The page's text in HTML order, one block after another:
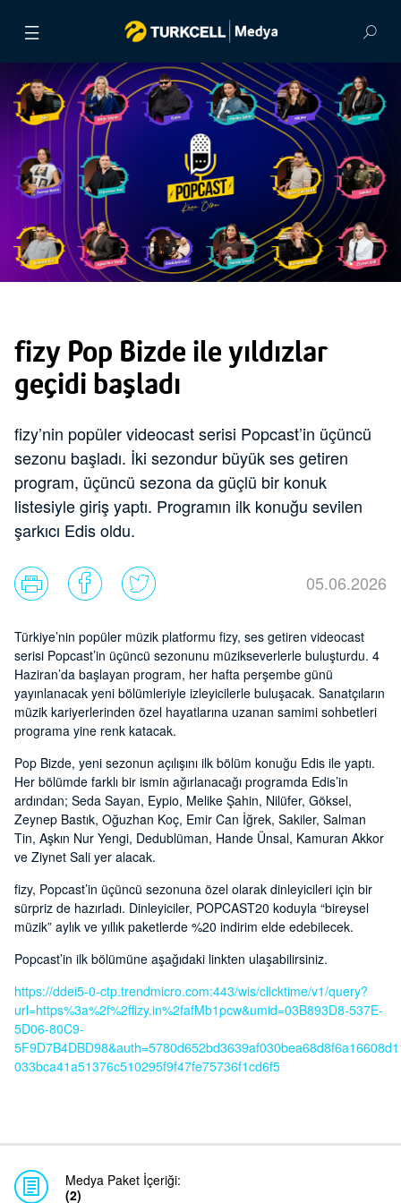
BASIN BÜLTENLERİ
VİDEOLAR
GÖRSEL ARŞİV
İLETİŞİM
fizy Pop Bizde ile yıldızlar
geçidi başladı
fizy’nin popüler videocast serisi Popcast’in üçüncü
sezonu başladı. İki sezondur büyük ses getiren
program, üçüncü sezona da güçlü bir konuk
listesiyle giriş yaptı. Programın ilk konuğu sevilen
şarkıcı Edis oldu.
05.06.2026
Türkiye’nin popüler müzik platformu fizy, ses getiren videocast
serisi Popcast’in üçüncü sezonunu müzikseverlerle buluşturdu. 4
Haziran’da başlayan program, her hafta perşembe günü
yayınlanacak yeni bölümleriyle izleyicilerle buluşacak. Sanatçıların
müzik kariyerlerinden özel hayatlarına uzanan samimi sohbetleri
programa yine renk katacak.
Pop Bizde, yeni sezonun açılışını ilk bölüm konuğu Edis ile yaptı.
Her bölümde farklı bir ismin ağırlanacağı programda Edis’in
ardından; Seda Sayan, Eypio, Melike Şahin, Nilüfer, Göksel,
Zeynep Bastık, Oğuzhan Koç, Emir Can İğrek, Sakiler, Salman
Tin, Aşkın Nur Yengi, Dedublüman, Hande Ünsal, Kamuran Akkor
ve Ziynet Sali yer alacak.
fizy, Popcast’in üçüncü sezonuna özel olarak dinleyicileri için bir
sürpriz de hazırladı. Dinleyiciler, POPCAST20 koduyla “bireysel
müzik” aylık ve yıllık paketlerde %20 indirim elde edebilecek.
Popcast’in ilk bölümüne aşağıdaki linkten ulaşabilirsiniz.
https://ddei5-0-ctp.trendmicro.com:443/wis/clicktime/v1/query?
url=https%3a%2f%2ffizy.in%2fafMb1pcw&umid=03B893D8-537E-
5D06-80C9-
033bca41a51376c510295f9f47fe75736f1cd6f5
Medya Paket İçeriği:
(2)